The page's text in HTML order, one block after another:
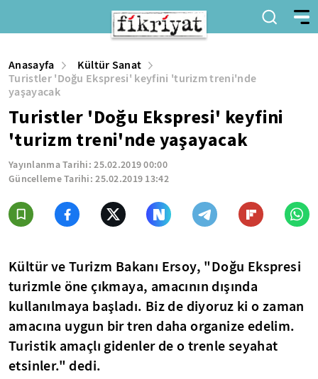
Anasayfa
Kültür Sanat
Turistler 'Doğu Ekspresi' keyfini 'turizm treni'nde
yaşayacak
Turistler 'Doğu Ekspresi' keyfini
'turizm treni'nde yaşayacak
Yayınlanma Tarihi:25.02.2019 00:00
Güncelleme Tarihi:25.02.2019 13:42
Kültür ve Turizm Bakanı Ersoy, "Doğu Ekspresi
turizmle öne çıkmaya, amacının dışında
kullanılmaya başladı. Biz de diyoruz ki o zaman
amacına uygun bir tren daha organize edelim.
Turistik amaçlı gidenler de o trenle seyahat
etsinler." dedi.